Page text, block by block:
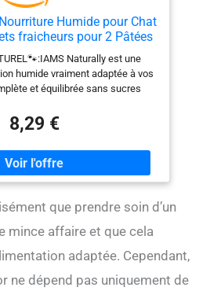
Humide pour Chat
fraicheurs pour 2 Pâtées
- SANS SUCRE AJOUTE,
végétales, colorant, arôme
- 12 x 85g
Naturally est une
humide vraiment adaptée à vos
et équilibrée sans sucres
ni arômes artificiels 🐾VOTRE
Collection Terre/Mer contient
hautement digestibles et
de l'Atlantique Nord certifié ASC et
Zélande 🐾SANTE RENFORCEE
: taurine, pour la santé du cœur,
immunitaire, oméga 3 & 6
fibres pour une bonne digestion
pâtée est à base de
Associées à la L-carnitine,
8,29 €
que prendre soin d’un
mince affaire et que cela
adaptée. Cependant,
ne dépend pas uniquement de